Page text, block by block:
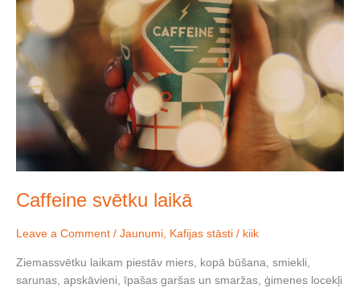
Caffeine svētku laikā
Leave a Comment / Jaunumi Kafijas stāsti / kiik
Ziemassvētku laikam piestāv miers, kopā būšana, smiekli,
sarunas, apskāvieni, īpašas garšas un smaržas, ģimenes locekļi